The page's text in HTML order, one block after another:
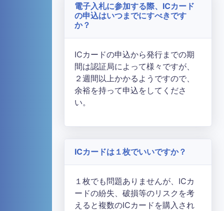
電子入札に参加する際、ICカード
の申込はいつまでにすべきです
か？
ICカードの申込から発行までの期
間は認証局によって様々ですが、
２週間以上かかるようですので、
余裕を持って申込をしてくださ
い。
ICカードは１枚でいいですか？
１枚でも問題ありませんが、ICカ
ードの紛失、破損等のリスクを考
えると複数のICカードを購入され